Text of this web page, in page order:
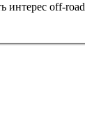
интерес оff-road